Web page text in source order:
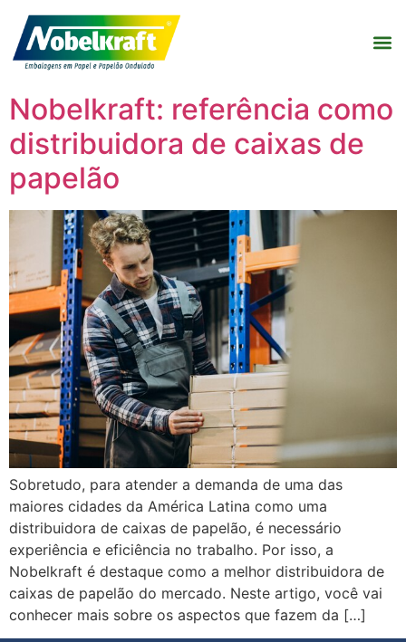
Nobelkraft: referência como
distribuidora de caixas de
papelão
Sobretudo, para atender a demanda de uma das
maiores cidades da América Latina como uma
distribuidora de caixas de papelão, é necessário
experiência e eficiência no trabalho. Por isso, a
Nobelkraft é destaque como a melhor distribuidora de
caixas de papelão do mercado. Neste artigo, você vai
conhecer mais sobre os aspectos que fazem da […]